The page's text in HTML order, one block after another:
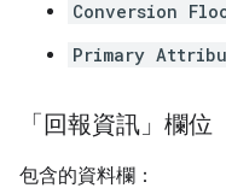
Conversion
Primary
「回報資訊」欄位
包含的資料欄：